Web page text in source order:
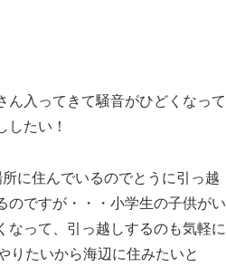
ん入ってきて騒音がひどくなって
したい！
に住んでいるのでとうに引っ越
のですが・・・小学生の子供がい
なって、引っ越しするのも気軽に
りたいから海辺に住みたいと